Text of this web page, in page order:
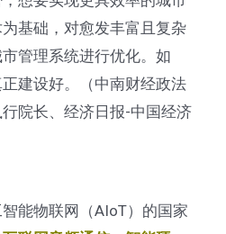
基础，对愈发丰富且复杂
管理系统进行优化。如
建设好。（中南财经政法
院长、经济日报-中国经济
智能物联网（AIoT）的国家